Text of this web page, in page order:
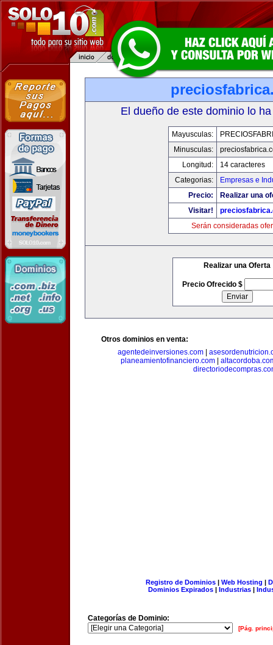
El dueño de este dominio lo
Mayusculas:
Minusculas:
Longitud:
14 caracteres
Categorias:
Empresas e
Precio:
Realizar una
Visitar!
Serán consideradas
Realizar una Oferta
Precio Ofrecido $
Otros dominios en venta:
agentedeinversiones.com
planeamientofinanciero.com|
Registro de Dominios| Web Hosting |
Dominios Expirados | Industrias |
Categorías de Dominio:
[Pág.